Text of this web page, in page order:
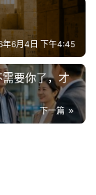
年6月4日 下午4:45
需要你了，才
下一篇